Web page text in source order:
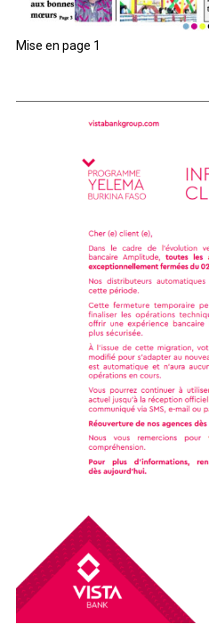
Mise en page 1